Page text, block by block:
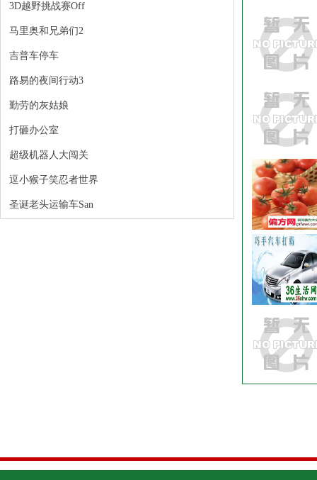
3D越野挑战赛Off
马里奥和兄弟们2
吉普车停车
路易的夜间行动3
勤劳的灰姑娘
打砸办公室
超级机器人大闯关
逗小猴子笑忍者世界
圣诞老头运输车San